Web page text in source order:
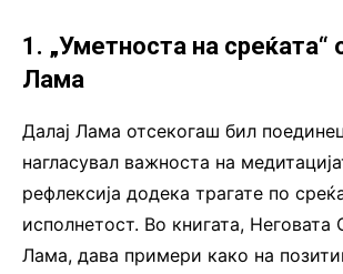
1. „Уметноста на среќата“
Лама
Далај Лама отсекогаш бил поединец
нагласувал важноста на
рефлексија додека трагате по
исполнетост. Во книгата, Неговата
Лама, дава примери како на